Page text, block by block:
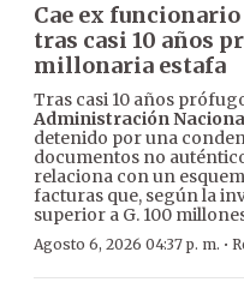
Cae ex funcionario
tras casi 10 años
millonaria estafa
Tras casi 10 años
Administración
detenido por una
documentos no
relaciona con un
facturas que, según la
superior a G. 100
Agosto 6, 2026 04:37 p. m. ·